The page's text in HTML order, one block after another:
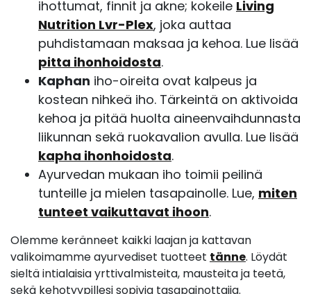
ihottumat, finnit ja akne; kokeile Living
Nutrition Lvr-Plex, joka auttaa
puhdistamaan maksaa ja kehoa. Lue lisää
pitta ihonhoidosta.
Kaphan iho-oireita ovat kalpeus ja
kostean nihkeä iho. Tärkeintä on aktivoida
kehoa ja pitää huolta aineenvaihdunnasta
liikunnan sekä ruokavalion avulla. Lue lisää
kapha ihonhoidosta.
Ayurvedan mukaan iho toimii peilinä
tunteille ja mielen tasapainolle. Lue, miten
tunteet vaikuttavat ihoon.
Olemme keränneet kaikki laajan ja kattavan
valikoimamme ayurvediset tuotteet tänne. Löydät
sieltä intialaisia yrttivalmisteita, mausteita ja teetä,
sekä kehotyypillesi sopivia tasapainottajia.